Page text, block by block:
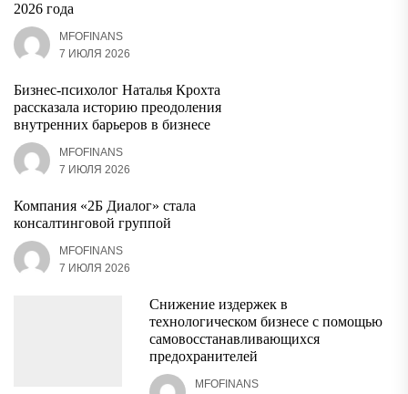
2026 года
MFOFINANS
7 ИЮЛЯ 2026
Бизнес-психолог Наталья Крохта
рассказала историю преодоления
внутренних барьеров в бизнесе
MFOFINANS
7 ИЮЛЯ 2026
Компания «2Б Диалог» стала
консалтинговой группой
MFOFINANS
7 ИЮЛЯ 2026
Снижение издержек в
технологическом бизнесе с помощью
самовосстанавливающихся
предохранителей
MFOFINANS